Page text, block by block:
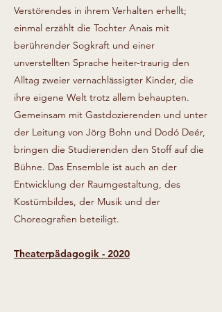
Verstörendes in ihrem Verhalten erhellt;
einmal erzählt die Tochter Anais mit
berührender Sogkraft und einer
unverstellten Sprache heiter-traurig den
Alltag zweier vernachlässigter Kinder, die
ihre eigene Welt trotz allem behaupten.
Gemeinsam mit Gastdozierenden und unter
der Leitung von Jörg Bohn und Dodó Deér,
bringen die Studierenden den Stoff auf die
Bühne. Das Ensemble ist auch an der
Entwicklung der Raumgestaltung, des
Kostümbildes, der Musik und der
Choreografien beteiligt.
Theaterpädagogik - 2020